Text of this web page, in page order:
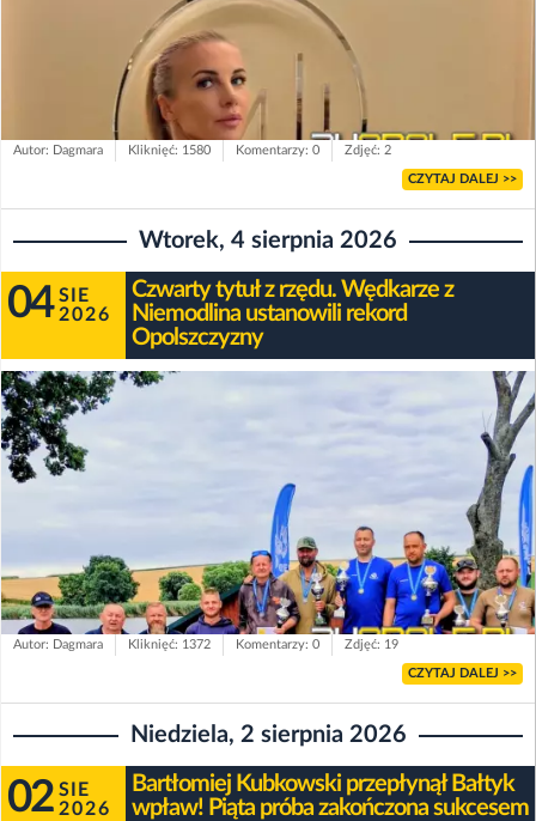
Autor: Dagmara Kliknięć: 1580 Komentarzy: 0 Zdjęć: 2
CZYTAJ DALEJ >>
Wtorek, 4 sierpnia 2026
04 SIE
2026
Czwarty tytuł z rzędu. Wędkarze z
Niemodlina ustanowili rekord
Opolszczyzny
Autor: Dagmara Kliknięć: 1372 Komentarzy: 0 Zdjęć: 19
CZYTAJ DALEJ >>
Niedziela, 2 sierpnia 2026
02 SIE
2026
Bartłomiej Kubkowski przepłynął Bałtyk
wpław! Piąta próba zakończona sukcesem